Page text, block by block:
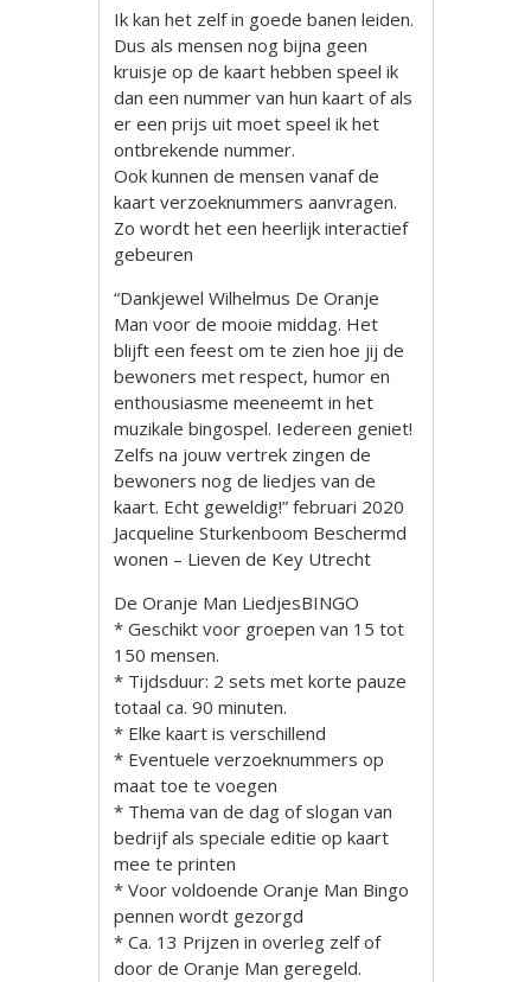
Ik kan het zelf in goede banen leiden.
Dus als mensen nog bijna geen
kruisje op de kaart hebben speel ik
dan een nummer van hun kaart of als
er een prijs uit moet speel ik het
ontbrekende nummer.
Ook kunnen de mensen vanaf de
kaart verzoeknummers aanvragen.
Zo wordt het een heerlijk interactief
gebeuren
“Dankjewel Wilhelmus De Oranje
Man voor de mooie middag. Het
blijft een feest om te zien hoe jij de
bewoners met respect, humor en
enthousiasme meeneemt in het
muzikale bingospel. Iedereen geniet!
Zelfs na jouw vertrek zingen de
bewoners nog de liedjes van de
kaart. Echt geweldig!” februari 2020
Jacqueline Sturkenboom Beschermd
wonen – Lieven de Key Utrecht
De Oranje Man LiedjesBINGO
* Geschikt voor groepen van 15 tot
150 mensen.
* Tijdsduur: 2 sets met korte pauze
totaal ca. 90 minuten.
* Elke kaart is verschillend
* Eventuele verzoeknummers op
maat toe te voegen
* Thema van de dag of slogan van
bedrijf als speciale editie op kaart
mee te printen
* Voor voldoende Oranje Man Bingo
pennen wordt gezorgd
* Ca. 13 Prijzen in overleg zelf of
door de Oranje Man geregeld.